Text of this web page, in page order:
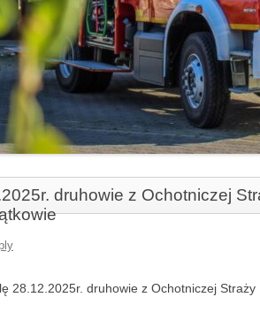
druhowie z Ochotniczej
28.12.2025r. druhowie z Ochotniczej